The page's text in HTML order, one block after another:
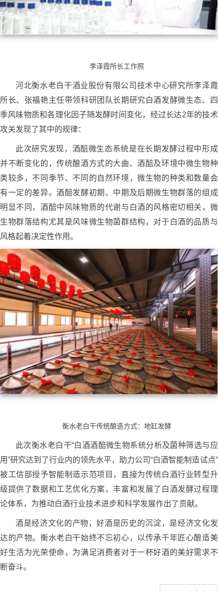
李泽霞所长工作照
河北衡水老白干酒业股份有限公司技术中心研究所李泽霞
所长、张福艳主任带领科研团队长期研究白酒发酵微生态、四
季风味物质和各理化因子随发酵时间变化，经过长达2年的技术
攻关发现了其中的规律：
此次研究发现，酒醅微生态系统是在长期发酵过程中形成
并不断变化的，传统酿酒方式的大曲、酒醅及环境中微生物种
类较多，不同季节、不同的自然环境，微生物的种类和数量会
有一定的差异。酒醅发酵初期、中期及后期微生物群落的组成
明显不同，酒醅中风味物质的代谢与白酒的风格密切相关，微
生物群落结构尤其是风味微生物菌群结构，对于白酒的品质与
风格起着决定性作用。
衡水老白干传统酿造方式：地缸发酵
此次衡水老白干“白酒酒醅微生物系统分析及菌种筛选与应
用”研究达到了行业内的领先水平，助力公司“白酒智能制造试点”
被工信部授予智能制造示范项目，直接为传统白酒行业转型升
级提供了数据和工艺优化方案，丰富和发展了白酒发酵过程理
论体系，为推动白酒行业技术进步和科学发展作出了贡献。
酒是经济文化的产物，好酒是历史的沉淀，是经济文化发
达的产物。衡水老白干始终不忘初心，以传承千年匠心酿造美
好生活为光荣使命，为满足消费者对于一杯好酒的美好需求不
断奋斗。